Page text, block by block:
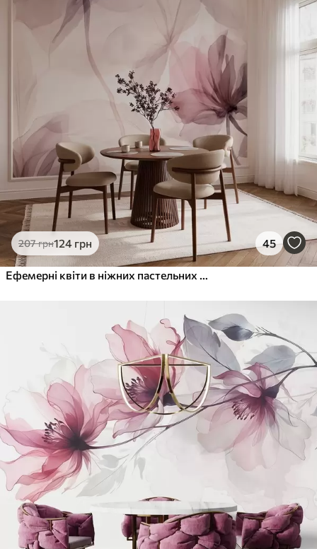
Преміум
/м²
730
Peel and Stick
1458875грн
207грн124 грн 45